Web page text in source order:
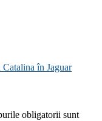
în Jaguar
obligatorii sunt